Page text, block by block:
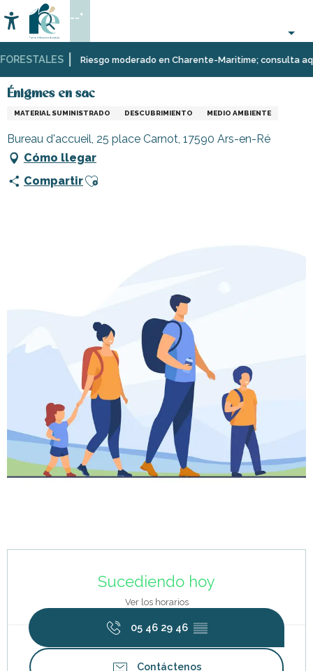
au
contenu
principal
Riesgo moderado en Charente-Maritime; consulta
Accessibilité
Buscar
--°
Página Web
Organización
Ocio
Énigmes en sac
Énigmes en sac
MATERIAL SUMINISTRADO DESCUBRIMIENTO MEDIO AMBIENTE
Bureau d'accueil, 25 place Carnot, 17590 Ars-en-Ré
Cómo llegar
CompartirAjouter aux favoris
Sucediendo hoy
Ver los horarios
05 46 29 46 ▒▒
Contáctenos